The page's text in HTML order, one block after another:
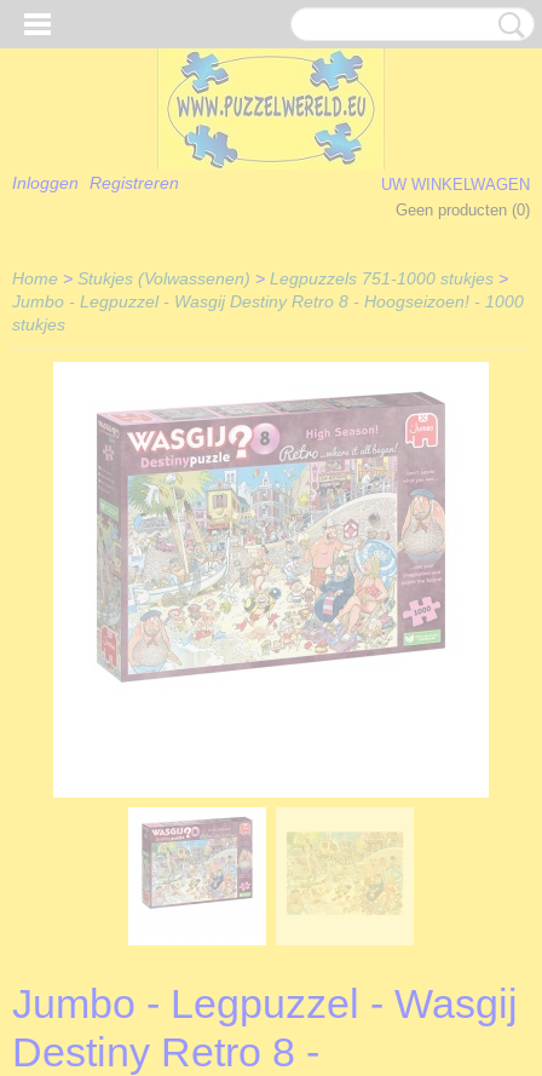
Inloggen Registreren
UW WINKELWAGEN
Geen producten (0)
Home > Stukjes (Volwassenen) > Legpuzzels 751-1000 stukjes >
Jumbo - Legpuzzel - Wasgij Destiny Retro 8 - Hoogseizoen! - 1000
stukjes
Jumbo - Legpuzzel - Wasgij
Destiny Retro 8 -